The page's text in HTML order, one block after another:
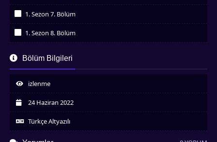
1. Sezon 7. Bölüm
1. Sezon 8. Bölüm
İzledim
İzledim
1. Sezon 10. Bölüm
İzledim
İzledim
İzledim
1. Sezon 13. Bölüm
Bölüm Bilgileri
izlenme
24 Haziran 2022
Türkçe Altyazılı